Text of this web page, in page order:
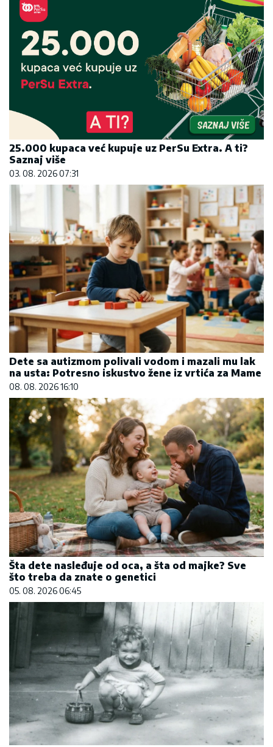
25.000 kupaca već kupuje uz PerSu Extra. A ti?
Saznaj više
03. 08. 2026 07:31
Dete sa autizmom polivali vodom i mazali mu lak
na usta: Potresno iskustvo žene iz vrtića za Mame
08. 08. 2026 16:10
Šta dete nasleđuje od oca, a šta od majke? Sve
što treba da znate o genetici
05. 08. 2026 06:45